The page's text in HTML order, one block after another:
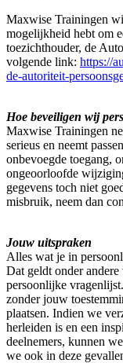
Maxwise Trainingen
mogelijkheid hebt om
toezichthouder, de
volgende link: https://
de-autoriteit-
Hoe beveiligen wij
Maxwise Trainingen
serieus en neemt
onbevoegde toegang,
ongeoorloofde
gegevens toch niet
misbruik, neem dan
Jouw uitspraken
Alles wat je in
Dat geldt onder
persoonlijke
zonder jouw
plaatsen. Indien we
herleiden is en een
deelnemers, kunnen
we ook in deze